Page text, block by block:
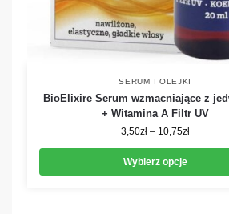
SERUM I OLEJKI
BioElixire Serum wzmacniające z
+ Witamina A Filtr UV
3,50zł – 10,75zł
Wybierz opcje